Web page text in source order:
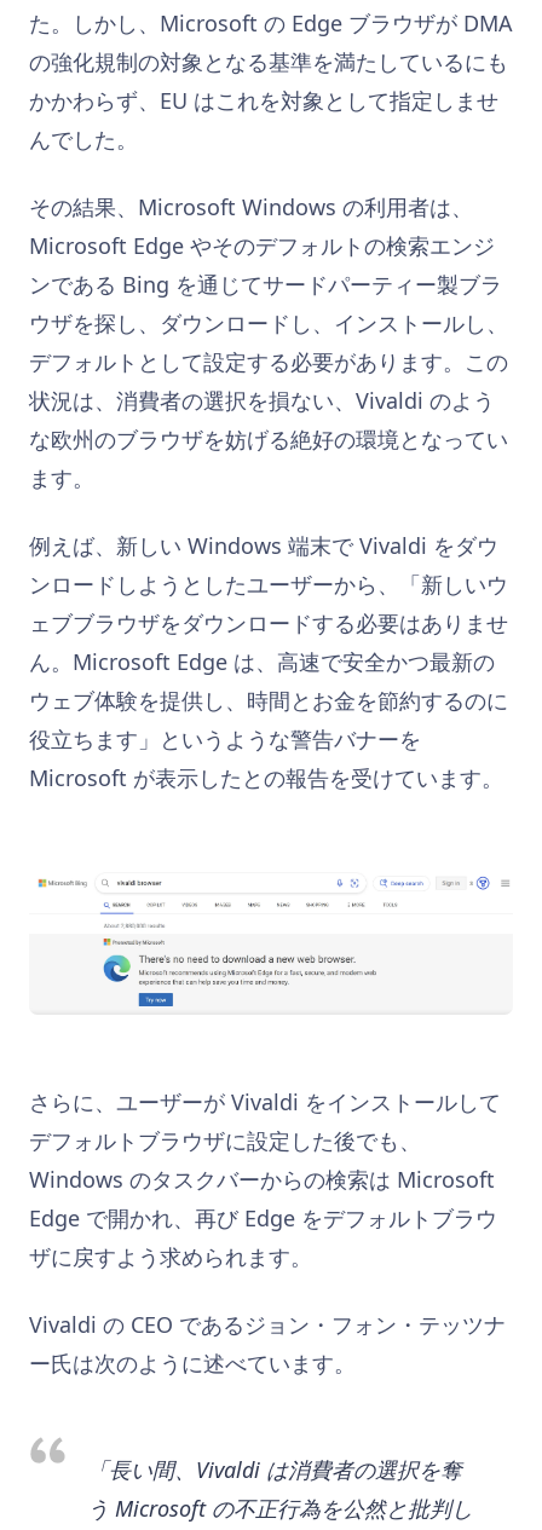
た。しかし、Microsoft の Edge ブラウザが DMA
の強化規制の対象となる基準を満たしているにも
かかわらず、EU はこれを対象として指定しませ
んでした。
その結果、Microsoft Windows の利用者は、
Microsoft Edge やそのデフォルトの検索エンジ
ンである Bing を通じてサードパーティー製ブラ
ウザを探し、ダウンロードし、インストールし、
デフォルトとして設定する必要があります。この
状況は、消費者の選択を損ない、Vivaldi のよう
な欧州のブラウザを妨げる絶好の環境となってい
ます。
例えば、新しい Windows 端末で Vivaldi をダウ
ンロードしようとしたユーザーから、「新しいウ
ェブブラウザをダウンロードする必要はありませ
ん。Microsoft Edge は、高速で安全かつ最新の
ウェブ体験を提供し、時間とお金を節約するのに
役立ちます」というような警告バナーを
Microsoft が表示したとの報告を受けています。
さらに、ユーザーが Vivaldi をインストールして
デフォルトブラウザに設定した後でも、
Windows のタスクバーからの検索は Microsoft
Edge で開かれ、再び Edge をデフォルトブラウ
ザに戻すよう求められます。
Vivaldi の CEO であるジョン・フォン・テッツナ
ー氏は次のように述べています。
「長い間、Vivaldi は消費者の選択を奪
う Microsoft の不正行為を公然と批判し